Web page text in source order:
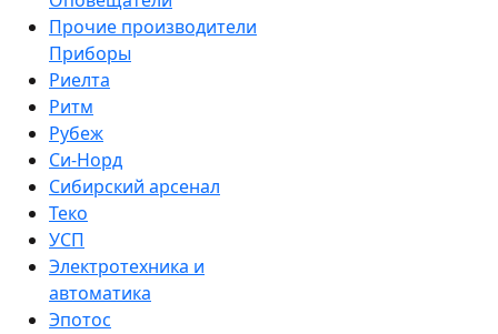
Прочие производители
Приборы
Риелта
Ритм
Рубеж
Си-Норд
Сибирский арсенал
Теко
УСП
Электротехника и
автоматика
Эпотос